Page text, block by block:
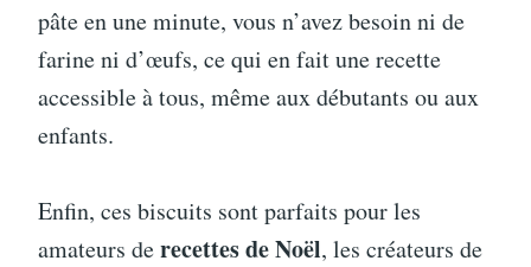
pâte en une minute, vous n’avez besoin ni de
farine ni d’œufs, ce qui en fait une recette
accessible à tous, même aux débutants ou aux
enfants.
Enfin, ces biscuits sont parfaits pour les
amateurs derecettes de Noël, les créateurs de